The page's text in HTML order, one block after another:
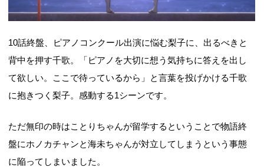
10話終盤、ピアノコンクール出演に悩む梨子に、出るべきと
背中を押す千歌。「ピアノを大切に想う気持ちに答えを出し
て欲しい。ここで待っているから」と言葉を投げかける千歌
に抱きつく梨子。感動する1シーンです。
ただ無印の時はことりちゃんが留学するということで物語終
盤にホノカチャンと海未ちゃんが対立してしまうという事態
に陥ってしまいました。